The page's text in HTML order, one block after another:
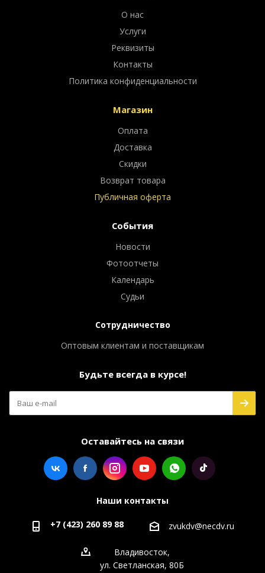
О нас
Услуги
Реквизиты
Контакты
Политика конфиденциальности
Магазин
Оплата
Доставка
Скидки
Возврат товара
Публичная оферта
События
Новости
Фотоотчеты
Календарь
Судьи
Сотрудничество
Оптовым клиентам и поставщикам
Будьте всегда в курсе!
Оставайтесь на связи
Наши контакты
+7 (423) 260 89 88 zvukdv@necdv.ru
Владивосток,
ул. Светланская, 80Б